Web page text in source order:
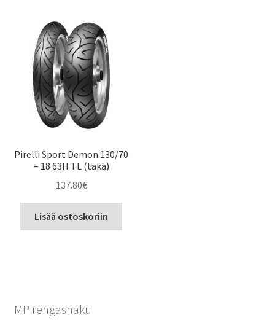
Pirelli Sport Demon 130/70
– 18 63H TL (taka)
137.80€
Lisää ostoskoriin
MP rengashaku